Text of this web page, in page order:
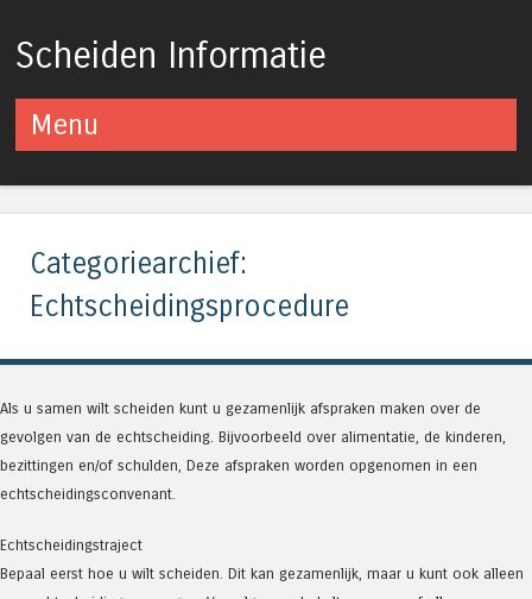
Scheiden Informatie
Menu
Categoriearchief:
Echtscheidingsprocedure
Als u samen wilt scheiden kunt u gezamenlijk afspraken maken over de
gevolgen van de echtscheiding. Bijvoorbeeld over alimentatie, de kinderen,
bezittingen en/of schulden, Deze afspraken worden opgenomen in een
echtscheidingsconvenant.
Echtscheidingstraject
Bepaal eerst hoe u wilt scheiden. Dit kan gezamenlijk, maar u kunt ook alleen